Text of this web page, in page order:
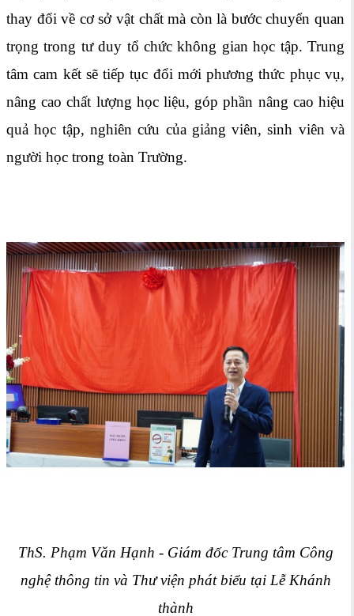
thay đổi về cơ sở vật chất mà còn là bước chuyển quan
trọng trong tư duy tổ chức không gian học tập. Trung
tâm cam kết sẽ tiếp tục đổi mới phương thức phục vụ,
nâng cao chất lượng học liệu, góp phần nâng cao hiệu
quả học tập, nghiên cứu của giảng viên, sinh viên và
người học trong toàn Trường.
ThS. Phạm Văn Hạnh - Giám đốc Trung tâm Công
nghệ thông tin và Thư viện phát biểu tại Lễ Khánh
thành